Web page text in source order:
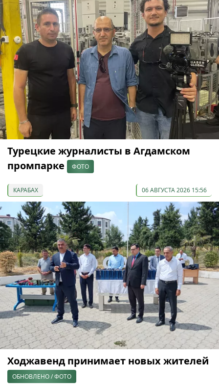
Турецкие журналисты в Агдамском
промпарке
ФОТО
КАРАБАХ 06 АВГУСТА 2026 15:56
Ходжавенд принимает новых жителей
ОБНОВЛЕНО / ФОТО